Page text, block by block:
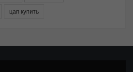
цап купить